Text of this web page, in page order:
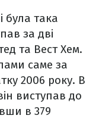
була така
за дві
та Вест Хем.
саме за
2006 року. В
виступав до
в 379